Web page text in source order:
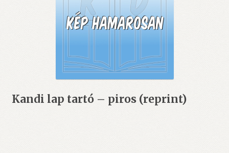
Kandi lap tartó – piros (reprint)